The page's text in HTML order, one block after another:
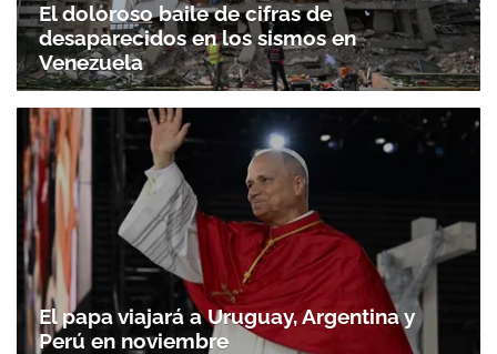
El doloroso baile de cifras de
desaparecidos en los sismos en
Venezuela
El papa viajará a Uruguay, Argentina y
Perú en noviembre